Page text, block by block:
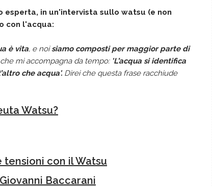
in un'intervista sullo watsu (e non
con l'acqua:
è vita, e noisiamo composti per maggior parte di
mi accompagna da tempo: 'L’acqua si identifica
che acqua'.Direi che questa frase racchiude
Watsu?
tensioni con il Watsu
Baccarani